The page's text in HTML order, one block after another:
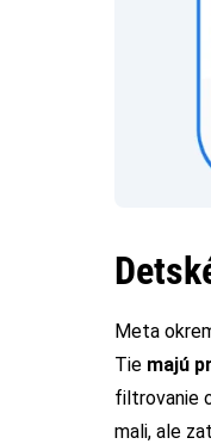
Meta
Tie majú
filtrovanie
mali, ale